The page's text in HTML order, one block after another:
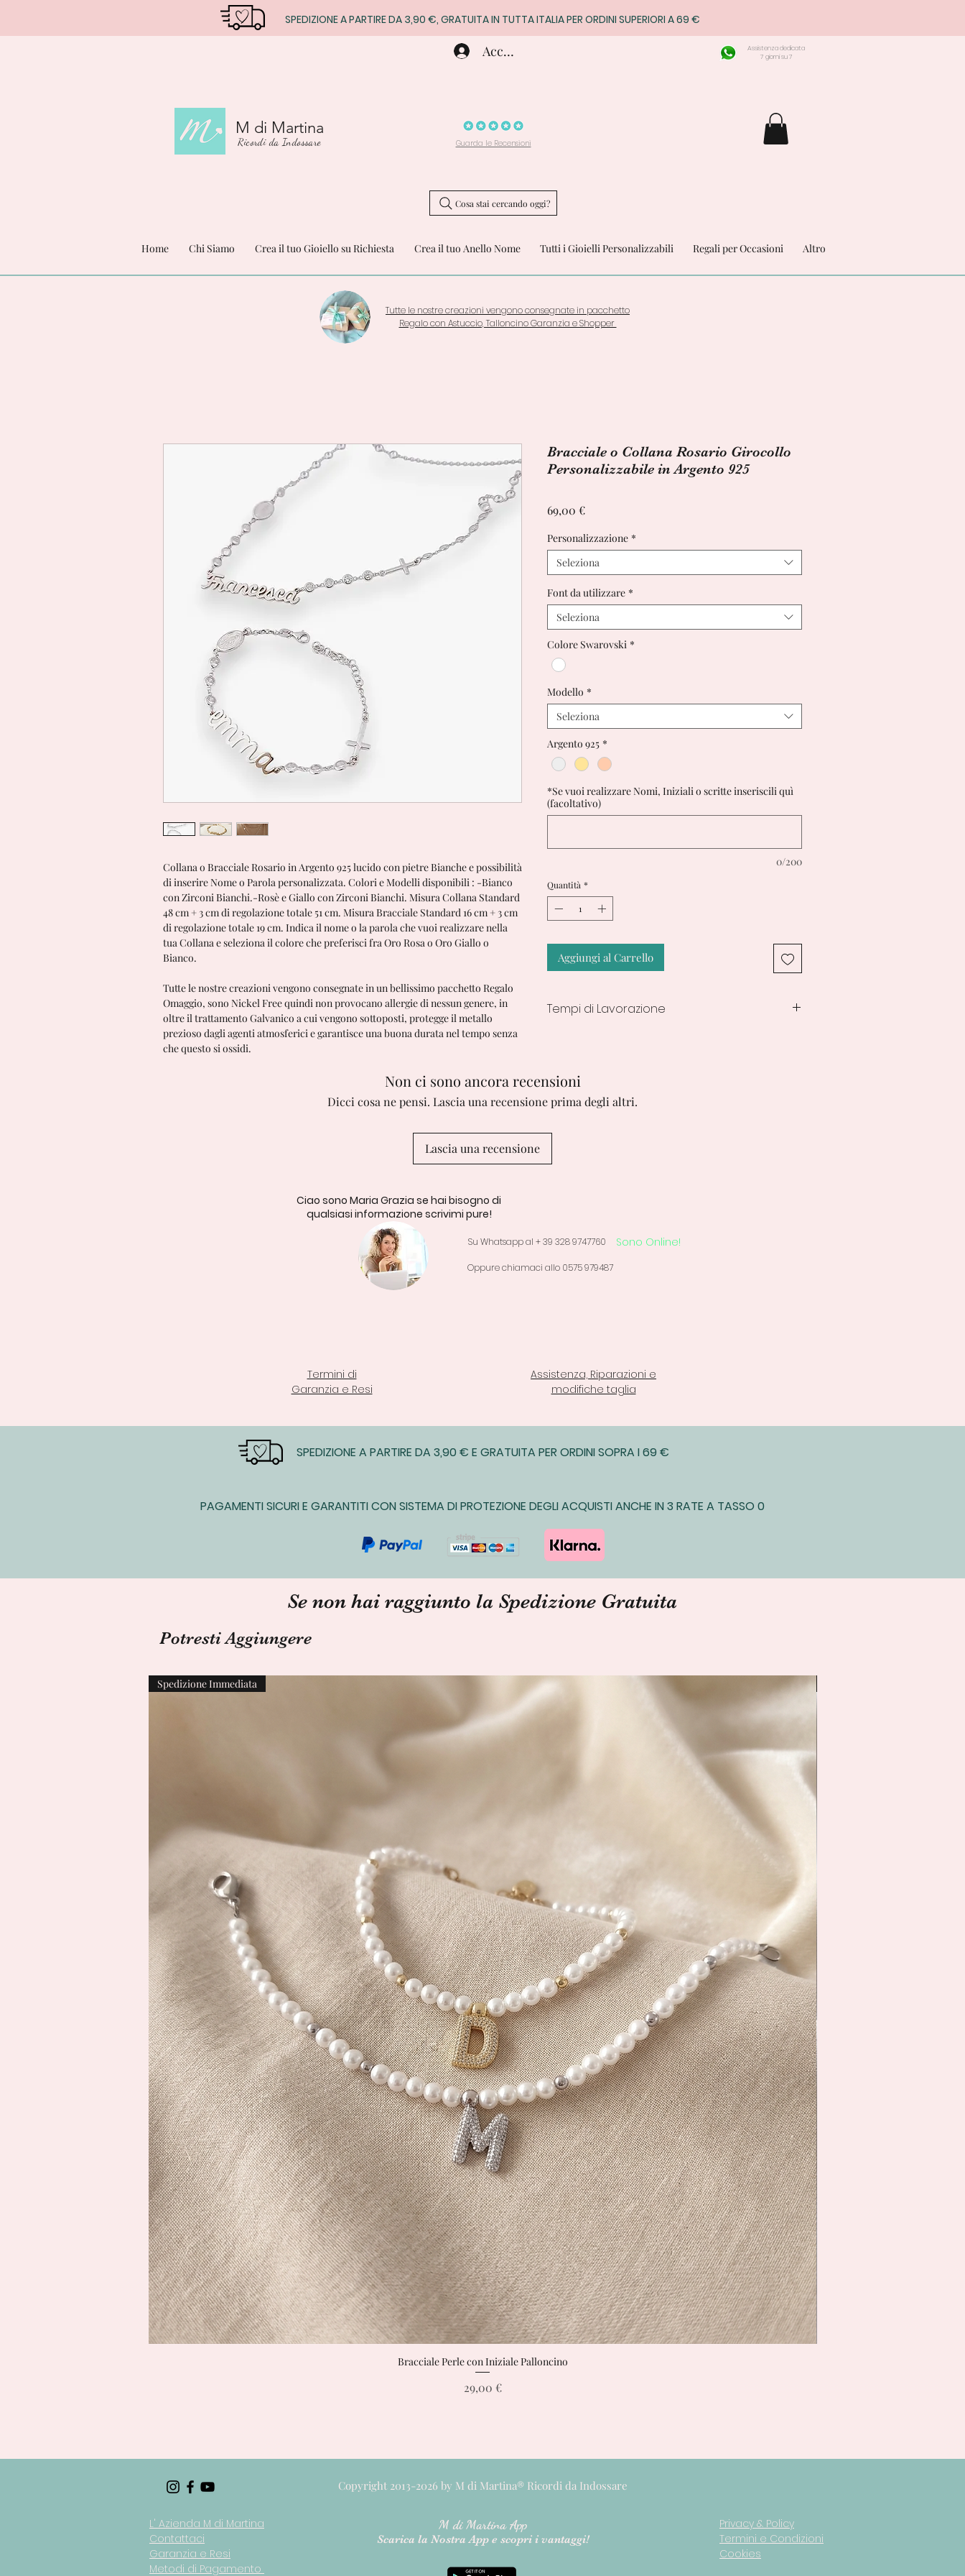
SPEDIZIONE A PARTIRE DA 3,90 €, GRATUITA IN TUTTA ITALIA PER ORDINI SUPERIORI A 69 €
M di Martina
Ricordi da Indossare
Accedi
Guarda le Recensioni
Assistenza dedicata
7 giorni su 7
Cosa stai cercando oggi?
Home Chi Siamo Crea il tuo Gioiello su Richiesta Crea il tuo Anello Nome Tutti i Gioielli Personalizzabili Regali per Occasioni Altro
Tutte le nostre creazioni vengono consegnate in pacchetto
Regalo con Astuccio, Talloncino Garanzia e Shopper
Collana o Bracciale Rosario in Argento 925 lucido con pietre Bianche e possibilità
di inserire Nome o Parola personalizzata. Colori e Modelli disponibili : -Bianco
con Zirconi Bianchi.-Rosè e Giallo con Zirconi Bianchi. Misura Collana Standard
48 cm + 3 cm di regolazione totale 51 cm. Misura Bracciale Standard 16 cm + 3 cm
di regolazione totale 19 cm. Indica il nome o la parola che vuoi realizzare nella
tua Collana e seleziona il colore che preferisci fra Oro Rosa o Oro Giallo o
Bianco.
Tutte le nostre creazioni vengono consegnate in un bellissimo pacchetto Regalo
Omaggio, sono Nickel Free quindi non provocano allergie di nessun genere, in
oltre il trattamento Galvanico a cui vengono sottoposti, protegge il metallo
prezioso dagli agenti atmosferici e garantisce una buona durata nel tempo senza
che questo si ossidi.
Bracciale o Collana Rosario Girocollo
Personalizzabile in Argento 925
69,00 €Prezzo
Personalizzazione *
Seleziona
Font da utilizzare *
Seleziona
Colore Swarovski *
Modello *
Seleziona
Argento 925 *
*Se vuoi realizzare Nomi, Iniziali o scritte inseriscili quì
(facoltativo)
0/200
Quantità *
Aggiungi al Carrello
Tempi di Lavorazione
Non ci sono ancora recensioni
Dicci cosa ne pensi. Lascia una recensione prima degli altri.
Lascia una recensione
Ciao sono Maria Grazia se hai bisogno di
qualsiasi informazione scrivimi pure!
Su Whatsapp al + 39 328 9747760 Sono Online!
Oppure chiamaci allo 0575 979487
Termini di
Garanzia e Resi
Assistenza, Riparazioni e
modifiche taglia
SPEDIZIONE A PARTIRE DA 3,90 € E GRATUITA PER ORDINI SOPRA I 69 €
PAGAMENTI SICURI E GARANTITI CON SISTEMA DI PROTEZIONE DEGLI ACQUISTI ANCHE IN 3 RATE A TASSO 0
Se non hai raggiunto la Spedizione Gratuita
Potresti Aggiungere
Vista rapida
Spedizione Immediata
Bracciale Perle con Iniziale Palloncino
Prezzo
29,00 €
L' Azienda M di Martina
Contattaci
Garanzia e Resi
Metodi di Pagamento
Copyright 2013-2026 by M di Martina® Ricordi da Indossare
Scarica la Nostra App e scopri i vantaggi!
M di Martina App
Privacy & Policy
Termini e Condizioni
Cookies